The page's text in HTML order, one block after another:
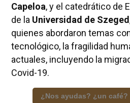
Capeloa, y el catedrático de
de la Universidad de Szeged
quienes abordaron temas
tecnológico, la fragilidad
actuales, incluyendo la
Covid-19.
¿Nos ayudas? ¿un café?